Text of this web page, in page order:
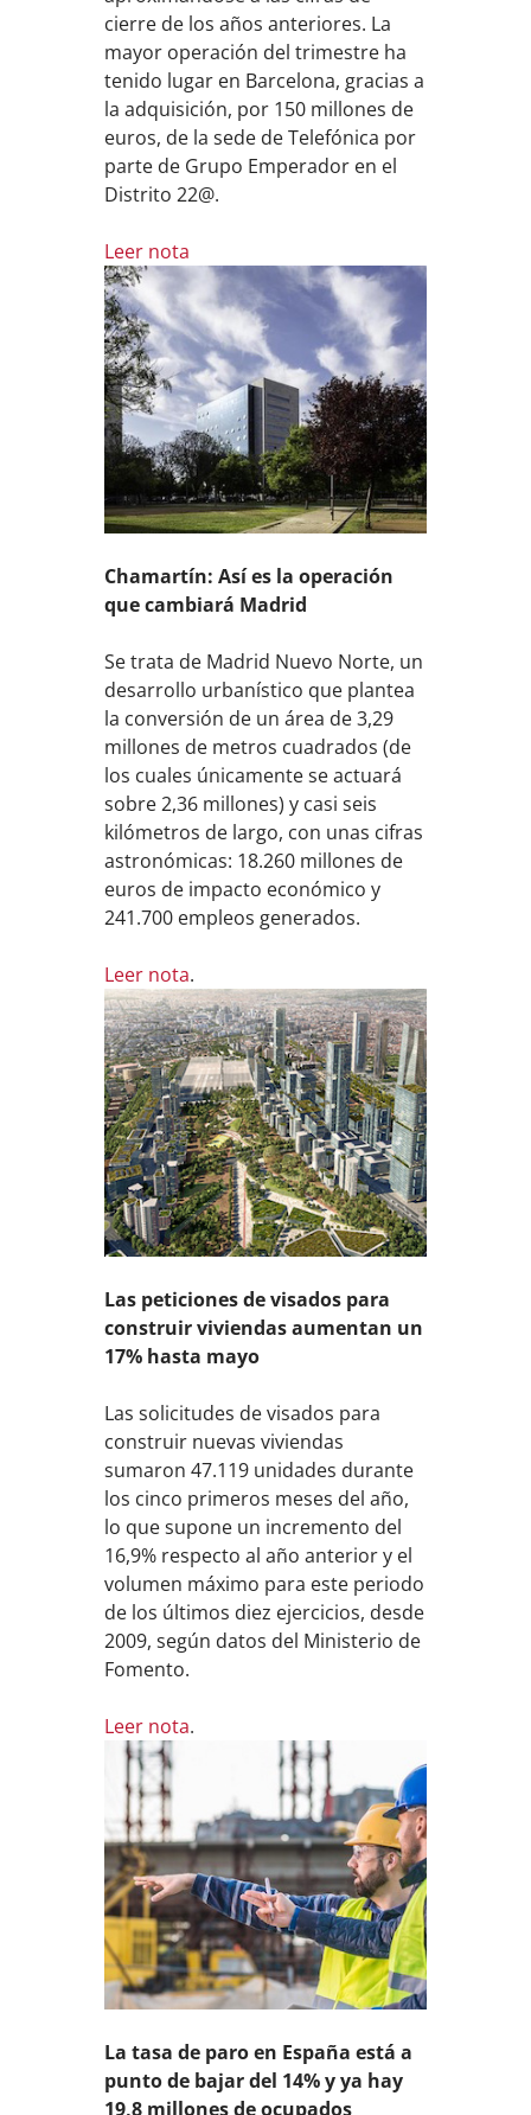
cierre de los años anteriores. La
mayor operación del trimestre ha
tenido lugar en Barcelona, gracias a
la adquisición, por 150 millones de
euros, de la sede de Telefónica por
parte de Grupo Emperador en el
Distrito 22@.
Leer nota
Chamartín: Así es la operación
que cambiará Madrid
Se trata de Madrid Nuevo Norte, un
desarrollo urbanístico que plantea
la conversión de un área de 3,29
millones de metros cuadrados (de
los cuales únicamente se actuará
sobre 2,36 millones) y casi seis
kilómetros de largo, con unas cifras
astronómicas: 18.260 millones de
euros de impacto económico y
241.700 empleos generados.
Leer nota.
Las peticiones de visados para
construir viviendas aumentan un
17% hasta mayo
Las solicitudes de visados para
construir nuevas viviendas
sumaron 47.119 unidades durante
los cinco primeros meses del año,
lo que supone un incremento del
16,9% respecto al año anterior y el
volumen máximo para este periodo
de los últimos diez ejercicios, desde
2009, según datos del Ministerio de
Fomento.
Leer nota.
La tasa de paro en España está a
punto de bajar del 14% y ya hay
19,8 millones de ocupados